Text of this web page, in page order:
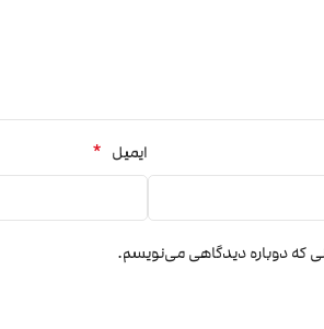
ایمیل *
که دوباره دیدگاهی می‌نویسم.